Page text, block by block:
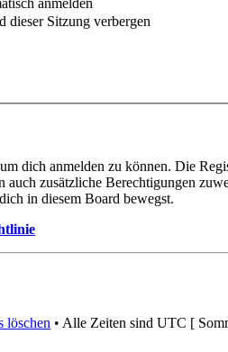
anmelden
dieser Sitzung verbergen
dich anmelden zu können. Die
zusätzliche Berechtigungen
in diesem Board bewegst.
löschen • Alle Zeiten sind UTC [